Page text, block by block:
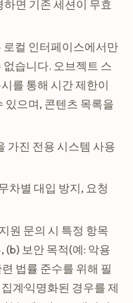
면 기존 세션이 무효
컬 인터페이스에서만
습니다. 오브젝트 스
를 통해 시간 제한이
있으며, 콘텐츠 목록을
가진 전용 시스템 사용
차별 대입 방지, 요청
원 문의 시 특정 항목
(b) 보안 목적(예: 악용
법률 준수를 위해 필
계·익명화된 경우를 제